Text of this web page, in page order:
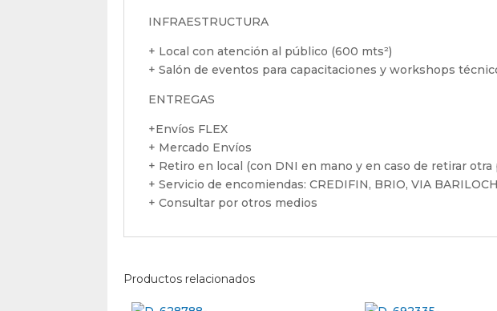
INFRAESTRUCTURA
+ Local con atención al público (600 mts²)
+ Salón de eventos para capacitaciones y workshops
ENTREGAS
+Envíos FLEX
+ Mercado Envíos
+ Retiro en local (con DNI en mano y en caso de retirar
+ Servicio de encomiendas: CREDIFIN, BRIO, VIA
+ Consultar por otros medios
Productos relacionados